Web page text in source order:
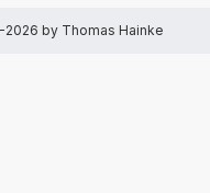
by Thomas Hainke